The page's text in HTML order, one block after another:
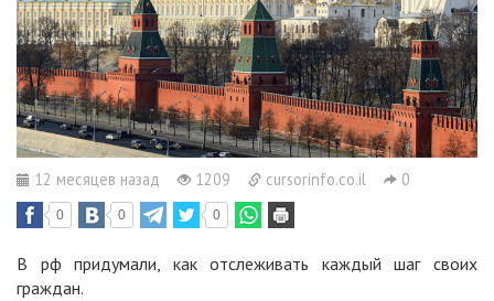
12 месяцев назад 1209 cursorinfo.co.il 0
0 0 0
В рф придумали, как отслеживать каждый шаг своих
граждан.